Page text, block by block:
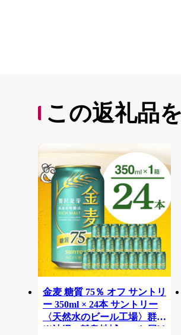
この返礼品
金麦 糖質 75％ オフ サントリ
ー 350ml × 24本 サントリー
〈天然水のビール工場〉群馬
※沖縄・離島地域へのお届け